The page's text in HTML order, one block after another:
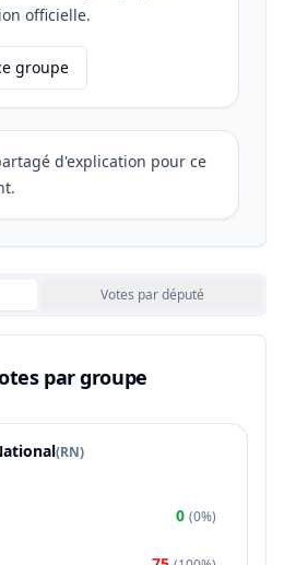
officielle.
groupe
d'explication pour ce
Votes par député
par groupe
(RN)
0 (0%)